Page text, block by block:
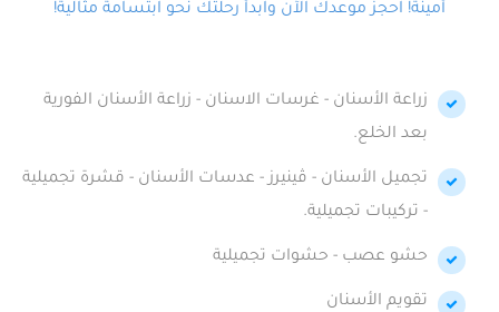
أمينة! احجز موعدك الآن وابدأ رحلتك نحو ابتسامة مثالية!
زراعة الأسنان - غرسات الاسنان - زراعة الأسنان الفورية
بعد الخلع.
تجميل الأسنان - ڤينيرز - عدسات الأسنان - قشرة تجميلية
- تركيبات تجميلية.
حشو عصب - حشوات تجميلية
تقويم الأسنان